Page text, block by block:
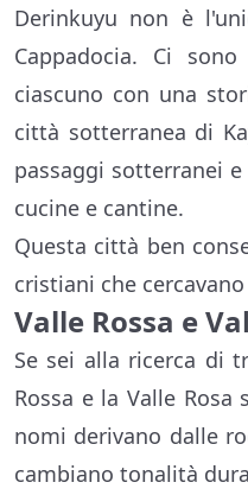
Derinkuyu non è
Cappadocia. Ci
ciascuno con una
città sotterranea di
passaggi sotterranei
cucine e cantine.
Questa città ben
cristiani che
Valle Rossa e
Se sei alla ricerca di
Rossa e la Valle
nomi derivano dalle
cambiano tonalità